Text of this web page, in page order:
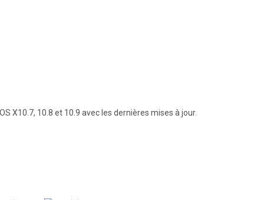
X10.7, 10.8 et 10.9 avec les dernières mises à jour.